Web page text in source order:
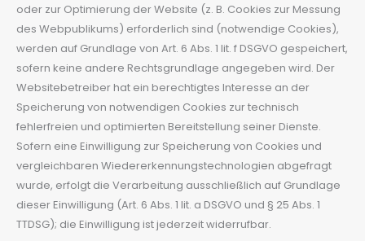
oder zur Optimierung der Website (z. B. Cookies zur Messung
des Webpublikums) erforderlich sind (notwendige Cookies),
werden auf Grundlage von Art. 6 Abs. 1 lit. f DSGVO gespeichert,
sofern keine andere Rechtsgrundlage angegeben wird. Der
Websitebetreiber hat ein berechtigtes Interesse an der
Speicherung von notwendigen Cookies zur technisch
fehlerfreien und optimierten Bereitstellung seiner Dienste.
Sofern eine Einwilligung zur Speicherung von Cookies und
vergleichbaren Wiedererkennungstechnologien abgefragt
wurde, erfolgt die Verarbeitung ausschließlich auf Grundlage
dieser Einwilligung (Art. 6 Abs. 1 lit. a DSGVO und § 25 Abs. 1
TTDSG); die Einwilligung ist jederzeit widerrufbar.